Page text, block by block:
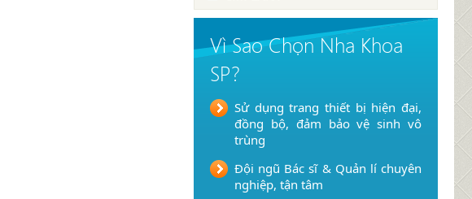
Vì Sao Chọn Nha Khoa
SP?
Sử dụng trang thiết bị hiện đại,
đồng bộ, đảm bảo vệ sinh vô
trùng
Đội ngũ Bác sĩ & Quản lí chuyên
nghiệp, tận tâm